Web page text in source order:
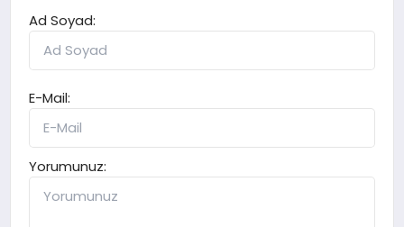
Ad Soyad:
E-Mail:
Yorumunuz: